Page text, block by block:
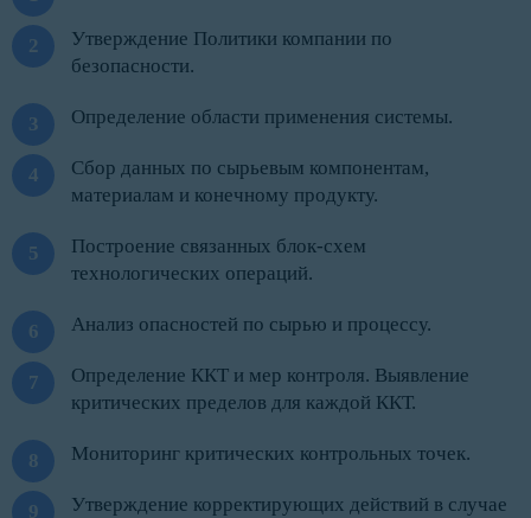
Утверждение Политики компании по
безопасности.
Определение области применения системы.
Сбор данных по сырьевым компонентам,
материалам и конечному продукту.
Построение связанных блок-схем
технологических операций.
Анализ опасностей по сырью и процессу.
Определение ККТ и мер контроля. Выявление
критических пределов для каждой ККТ.
Мониторинг критических контрольных точек.
Утверждение корректирующих действий в случае